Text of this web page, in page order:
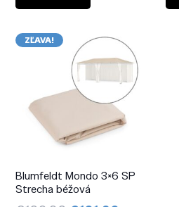
ZĽAVA!
Blumfeldt Mondo 3×6 SP
Strecha béžová